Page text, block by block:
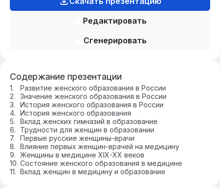
Редактировать
Сгенерировать
Содержание презентации
Развитие женского образования в России
Значение женского образования в России
История женского образования в России
История женского образования
Вклад женских гимназий в образование
Трудности для женщин в образовании
Первые русские женщины-врачи
Влияние первых женщин-врачей на медицину
Женщины в медицине XIX-XX веков
Состояние женского образования в медицине
Вклад женщин в медицину и образование